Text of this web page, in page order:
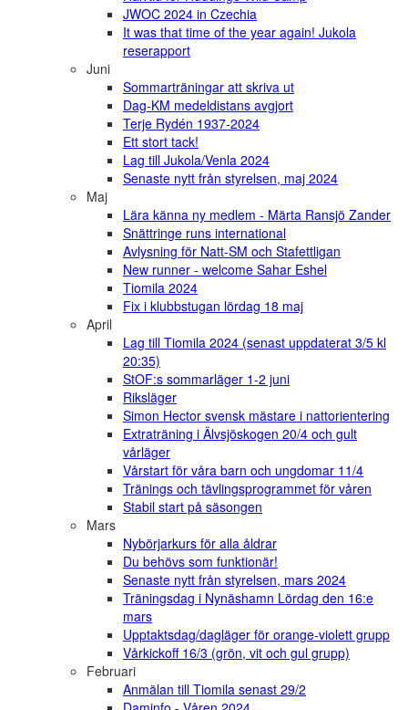
JWOC 2024 in Czechia
It was that time of the year again! Jukola
reserapport
Juni
Sommarträningar att skriva ut
Dag-KM medeldistans avgjort
Terje Rydén 1937-2024
Ett stort tack!
Lag till Jukola/Venla 2024
Senaste nytt från styrelsen, maj 2024
Maj
Lära känna ny medlem - Märta Ransjö Zander
Snättringe runs international
Avlysning för Natt-SM och Stafettligan
New runner - welcome Sahar Eshel
Tiomila 2024
Fix i klubbstugan lördag 18 maj
April
Lag till Tiomila 2024 (senast uppdaterat 3/5 kl
20:35)
StOF:s sommarläger 1-2 juni
Riksläger
Simon Hector svensk mästare i nattorientering
Extraträning i Älvsjöskogen 20/4 och gult
vårläger
Vårstart för våra barn och ungdomar 11/4
Tränings och tävlingsprogrammet för våren
Stabil start på säsongen
Mars
Nybörjarkurs för alla åldrar
Du behövs som funktionär!
Senaste nytt från styrelsen, mars 2024
Träningsdag i Nynäshamn Lördag den 16:e
mars
Upptaktsdag/dagläger för orange-violett grupp
Vårkickoff 16/3 (grön, vit och gul grupp)
Februari
Anmälan till Tiomila senast 29/2